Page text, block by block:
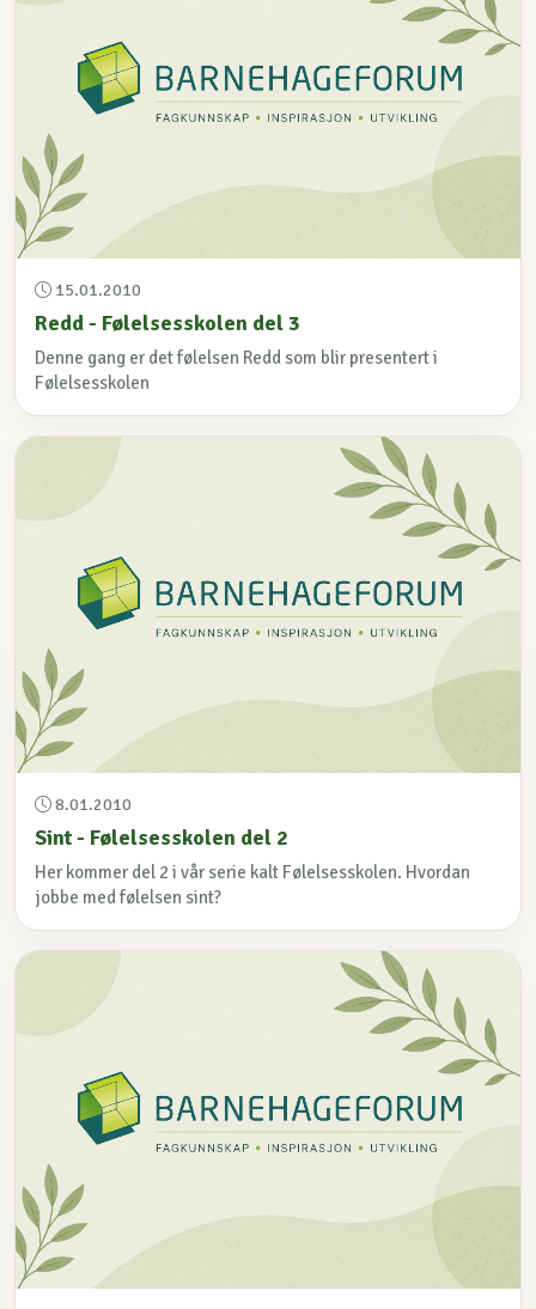
15.01.2010
Redd - Følelsesskolen del 3
Denne gang er det følelsen Redd som blir presentert i
Følelsesskolen
8.01.2010
Sint - Følelsesskolen del 2
Her kommer del 2 i vår serie kalt Følelsesskolen. Hvordan
jobbe med følelsen sint?